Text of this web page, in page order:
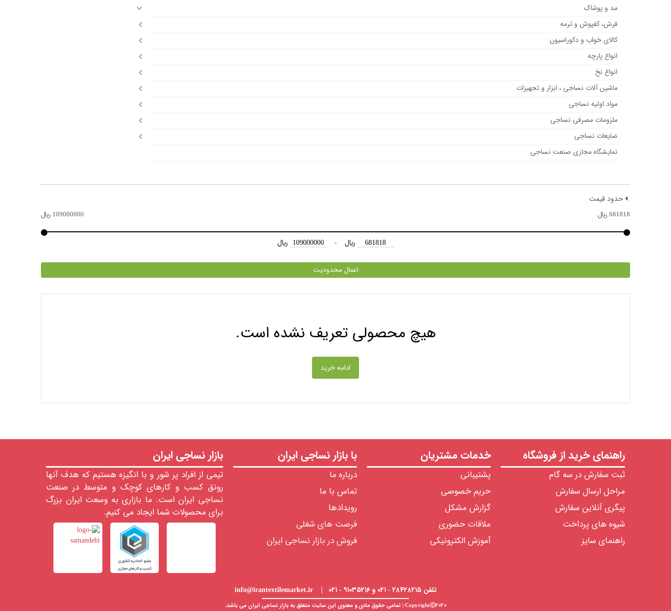
مد و پوشاک
فرش، کفپوش و ترمه
کالای خواب و دکوراسیون
انواع پارچه
انواع نخ
ماشین آلات نساجی ، ابزار و تجهیزات
مواد اولیه نساجی
ملزومات مصرفی نساجی
ضایعات نساجی
نمایشگاه مجازی صنعت نساجی
حدود قیمت
681818 ﷼ 109000000 ﷼
﷼ - ﷼
اعمال محدودیت
هیچ محصولی تعریف نشده است.
ادامه خرید
راهنمای خرید از فروشگاه
ثبت سفارش در سه گام
مراحل ارسال سفارش
پیگری آنلاین سفارش
شیوه های پرداخت
راهنمای سایز
خدمات مشتریان
پشتیبانی
حریم خصوصی
گزارش مشکل
ملاقات حضوری
آموزش الکترونیکی
با بازار نساجی ایران
درباره ما
تماس با ما
رویدادها
فرصت های شغلی
فروش در بازار نساجی ایران
بازار نساجی ایران
تیمی از افراد پر شور و با انگیزه هستیم که هدف آنها
رونق کسب و کارهای کوچک و متوسط در صنعت
نساجی ایران است. ما بازاری به وسعت ایران بزرگ
برای محصولات شما ایجاد می کنیم.
تلفن ۲۸۴۲۸۲۱۵ - ۰۲۱ و ۹۱۰۳۵۲۱۶ - ۰۲۱ | info@irantextilemarket.ir
CopyrightⒸ۲۰۲۰ | تمامی حقوق مادی و معنوی این سایت متعلق به بازار نساجی ایران می باشد.